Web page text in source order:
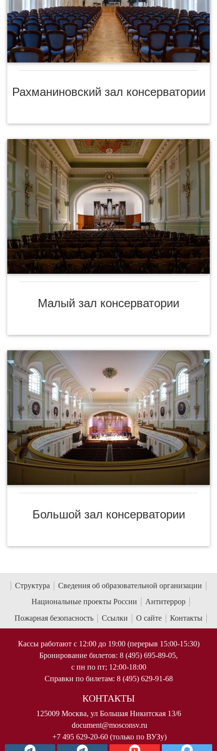
Рахманиновский зал консерватории
Малый зал консерватории
Большой зал консерватории
Структура
Сведения об образовательной организации
Национальные проекты России
Антитеррор
Пожарная безопасность
Ссылки О сайте Контакты
Кассы работают с 12:00 до 19:00 (перерыв 15:00-15:30)
Бронирование билетов: 8 (495) 695-89-05,
с пн по пт; 12:00-18:00
Справки по билетам: 8 (495) 629-91-68
КОНТАКТЫ
125009 Москва, ул Большая Никитская 13/6
document@mosconsv.ru
+7 495 629-20-60 (только по ВУЗу)